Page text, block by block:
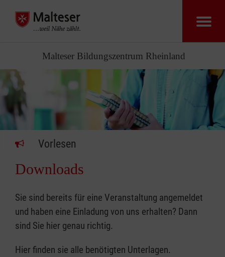
Malteser Bildungszentrum Rheinland
Vorlesen
Downloads
Sie sind bereits für eine Veranstaltung angemeldet
und haben eine Einladung von uns erhalten? Dann
sind Sie hier genau richtig.
Hier finden sie alle benötigten Unterlagen.